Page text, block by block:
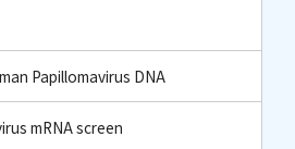
Papillomavirus DNA
mRNA screen